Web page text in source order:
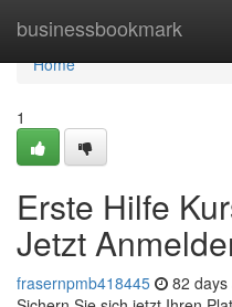
businessbookmark
Home
Home
1
Erste Hilfe
Jetzt
frasernpmb418445 82 days